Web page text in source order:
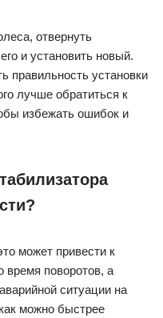
отвернуть
и установить новый.
правильность установки
лучше обратиться к
избежать ошибок и
может привести к
время поворотов, а
ситуации на
можно быстрее